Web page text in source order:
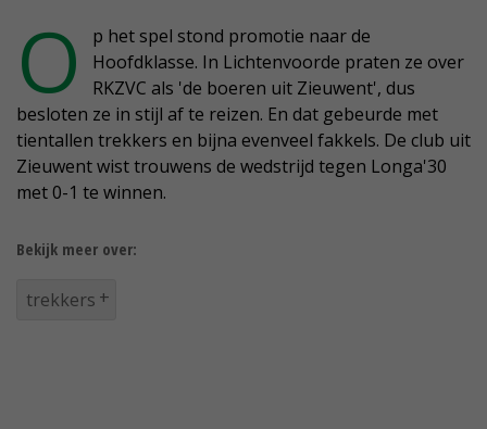
O
p het spel stond promotie naar de
Hoofdklasse. In Lichtenvoorde praten ze over
RKZVC als 'de boeren uit Zieuwent', dus
besloten ze in stijl af te reizen. En dat gebeurde met
tientallen trekkers en bijna evenveel fakkels. De club uit
Zieuwent wist trouwens de wedstrijd tegen Longa'30
met 0-1 te winnen.
Bekijk meer over:
trekkers